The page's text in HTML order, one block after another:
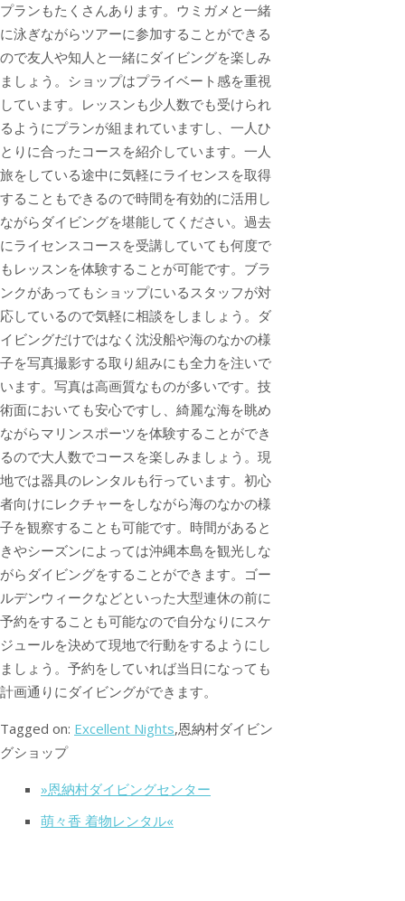
プランもたくさんあります。ウミガメと一緒
に泳ぎながらツアーに参加することができる
ので友人や知人と一緒にダイビングを楽しみ
ましょう。ショップはプライベート感を重視
しています。レッスンも少人数でも受けられ
るようにプランが組まれていますし、一人ひ
とりに合ったコースを紹介しています。一人
旅をしている途中に気軽にライセンスを取得
することもできるので時間を有効的に活用し
ながらダイビングを堪能してください。過去
にライセンスコースを受講していても何度で
もレッスンを体験することが可能です。ブラ
ンクがあってもショップにいるスタッフが対
応しているので気軽に相談をしましょう。ダ
イビングだけではなく沈没船や海のなかの様
子を写真撮影する取り組みにも全力を注いで
います。写真は高画質なものが多いです。技
術面においても安心ですし、綺麗な海を眺め
ながらマリンスポーツを体験することができ
るので大人数でコースを楽しみましょう。現
地では器具のレンタルも行っています。初心
者向けにレクチャーをしながら海のなかの様
子を観察することも可能です。時間があると
きやシーズンによっては沖縄本島を観光しな
がらダイビングをすることができます。ゴー
ルデンウィークなどといった大型連休の前に
予約をすることも可能なので自分なりにスケ
ジュールを決めて現地で行動をするようにし
ましょう。予約をしていれば当日になっても
計画通りにダイビングができます。
Tagged on: Excellent Nights,恩納村ダイビン
グショップ
»恩納村ダイビングセンター
萌々香 着物レンタル«